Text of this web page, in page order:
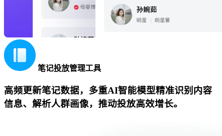
笔记投放管理工具
高频更新笔记数据，多重AI智能模型精准识别内容
信息、解析人群画像，推动投放高效增长。